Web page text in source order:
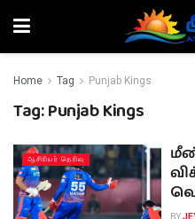
Home Tag Punjab Kings
Tag:Punjab Kings
ஆசிரியர் தெரிவு
BY